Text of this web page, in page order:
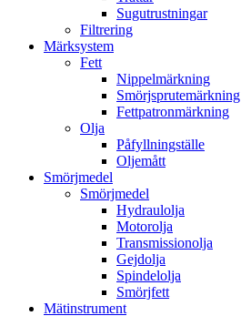
Sugutrustningar
Filtrering
Märksystem
Fett
Nippelmärkning
Smörjsprutemärkning
Fettpatronmärkning
Olja
Påfyllningställe
Oljemått
Smörjmedel
Smörjmedel
Hydraulolja
Motorolja
Transmissionolja
Gejdolja
Spindelolja
Smörjfett
Mätinstrument